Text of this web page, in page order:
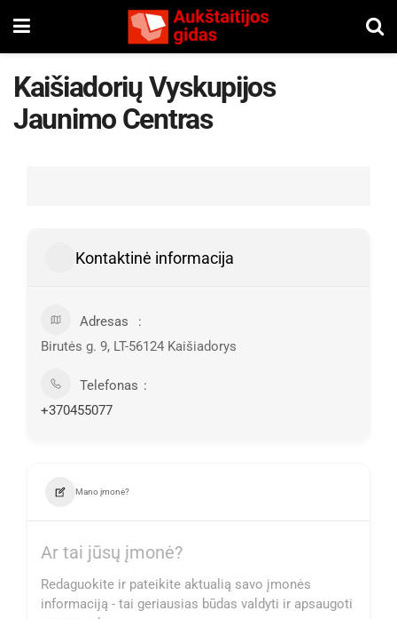
Kaišiadorių Vyskupijos
Jaunimo Centras
Kontaktinė informacija
Adresas
Birutės g. 9, LT-56124 Kaišiadorys
Telefonas
+370455077
Mano įmonė?
Ar tai jūsų įmonė?
Redaguokite ir pateikite aktualią savo įmonės
informaciją - tai geriausias būdas valdyti ir apsaugoti